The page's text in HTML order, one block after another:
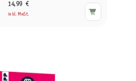
14,99 €
inkl. MwSt.